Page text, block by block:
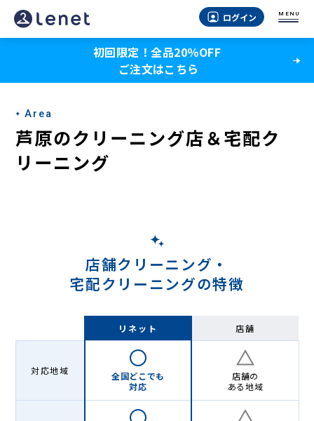
芦
原
宅
配
ク
Lenet〈リ
ネ
ログイン MENU
初回限定！全品20％OFF
ご注文はこちら
Area
芦原のクリーニング店＆宅配ク
リーニング
店舗クリーニング・
宅配クリーニングの特徴
リネット 店舗
対応地域
全国どこでも
対応
店舗の
ある地域